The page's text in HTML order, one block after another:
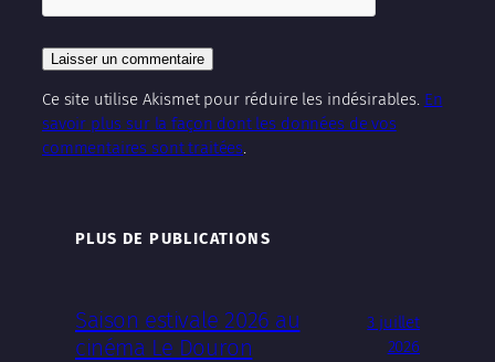
Ce site utilise Akismet pour réduire les indésirables. En
savoir plus sur la façon dont les données de vos
commentaires sont traitées.
PLUS DE PUBLICATIONS
Saison estivale 2026 au
cinéma Le Douron
3 juillet
2026